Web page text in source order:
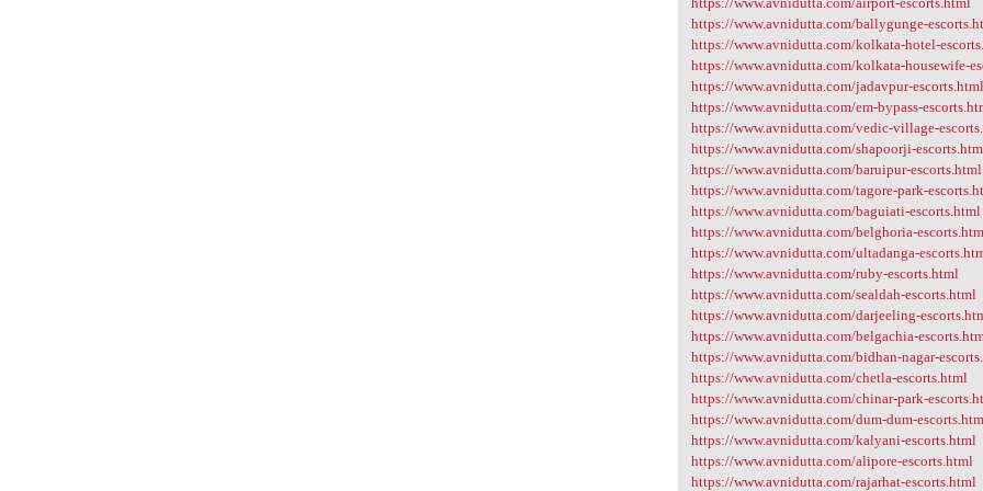
https://www.avnidutta.com/ballygunge-
https://www.avnidutta.com/kolkata-hotel-
https://www.avnidutta.com/kolkata-housewife-
https://www.avnidutta.com/jadavpur-escorts.html
https://www.avnidutta.com/em-bypass-
https://www.avnidutta.com/vedic-village-
https://www.avnidutta.com/shapoorji-
https://www.avnidutta.com/baruipur-escorts.html
https://www.avnidutta.com/tagore-park-
https://www.avnidutta.com/baguiati-escorts.html
https://www.avnidutta.com/belghoria-
https://www.avnidutta.com/ultadanga-
https://www.avnidutta.com/ruby-escorts.html
https://www.avnidutta.com/sealdah-escorts.html
https://www.avnidutta.com/darjeeling-
https://www.avnidutta.com/belgachia-
https://www.avnidutta.com/bidhan-nagar-
https://www.avnidutta.com/chetla-escorts.html
https://www.avnidutta.com/chinar-park-
https://www.avnidutta.com/dum-dum-
https://www.avnidutta.com/kalyani-escorts.html
https://www.avnidutta.com/alipore-escorts.html
https://www.avnidutta.com/rajarhat-escorts.html